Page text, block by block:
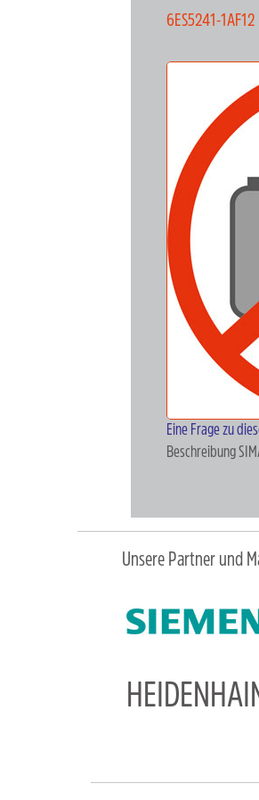
6ES5241-1AF12
Eine Frage zu
Beschreibung
Unsere Partner und